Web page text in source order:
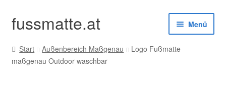
Zur
Navigation
springen
Zum
Inhalt
springen
fussmatte.at Menü
Außenbereich
Start Außenbereich Maßgenau
Logo Fußmatte
maßgenau Outdoor waschbar